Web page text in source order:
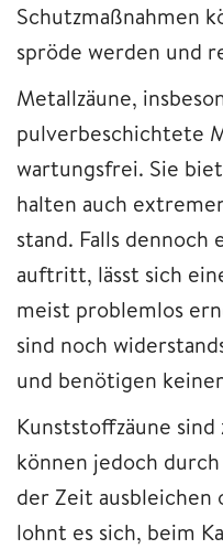
Schutzmaßnahmen
spröde werden und
Metallzäune,
pulverbeschichtete
wartungsfrei. Sie
halten auch
stand. Falls dennoch
auftritt, lässt sich
meist problemlos
sind noch
und benötigen
Kunststoffzäune
können jedoch
der Zeit
lohnt es sich, beim